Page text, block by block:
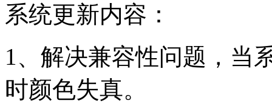
系统更新内容：
1、解决兼容性问题，当
时颜色失真。